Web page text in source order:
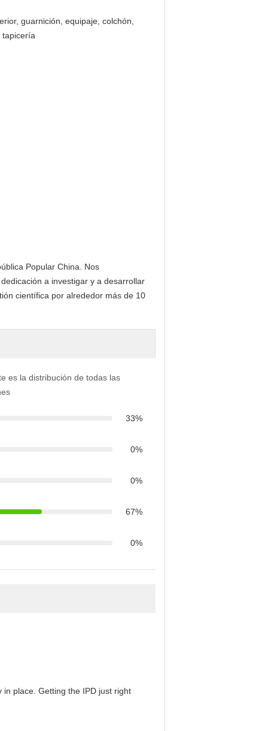
guarnición, equipaje, colchón,
tapicería
Popular China. Nos
a investigar y a desarrollar
científica por alrededor más de 10
es la distribución de todas las
33%
0%
0%
67%
0%
place. Getting the IPD just right